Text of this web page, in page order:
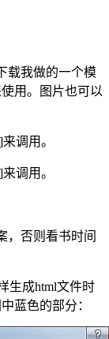
载我做的一个模
用。图片也可以
调用。
调用。
，否则看书时间
生成html文件时
蓝色的部分：